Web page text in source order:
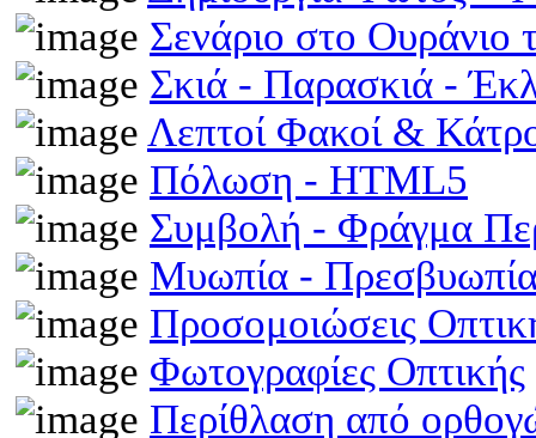
Σενάριο στο Ουράνιο
Σκιά - Παρασκιά -
Λεπτοί Φακοί &
Πόλωση - HTML5
Συμβολή - Φράγμα
Μυωπία -
Προσομοιώσεις
Φωτογραφίες Οπτικής
Περίθλαση από